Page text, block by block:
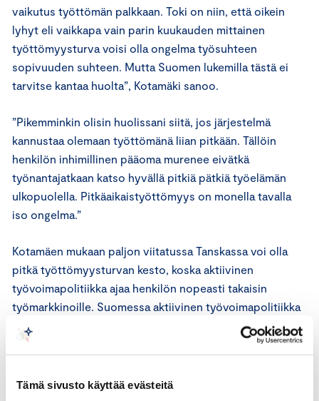
Tämä sivusto käyttää evästeitä
vaikutus työttömän palkkaan. Toki on niin, että oikein
lyhyt eli vaikkapa vain parin kuukauden mittainen
työttömyysturva voisi olla ongelma työsuhteen
sopivuuden suhteen. Mutta Suomen lukemilla tästä ei
tarvitse kantaa huolta”, Kotamäki sanoo.
”Pikemminkin olisin huolissani siitä, jos järjestelmä
kannustaa olemaan työttömänä liian pitkään. Tällöin
henkilön inhimillinen pääoma murenee eivätkä
työnantajatkaan katso hyvällä pitkiä pätkiä työelämän
ulkopuolella. Pitkäaikaistyöttömyys on monella tavalla
iso ongelma.”
Kotamäen mukaan paljon viitatussa Tanskassa voi olla
pitkä työttömyysturvan kesto, koska aktiivinen
työvoimapolitiikka ajaa henkilön nopeasti takaisin
työmarkkinoille. Suomessa aktiivinen työvoimapolitiikka
ei ole tarpeeksi aktivoivaa.
nopeuttaa kolmella tavalla; parantamalla taloudellisia